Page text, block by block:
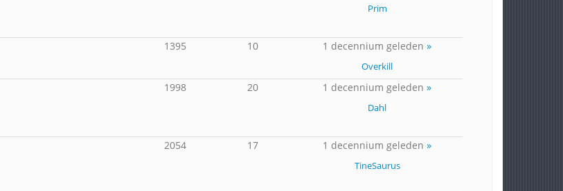
Prim
1395 10 1 decennium geleden»
Overkill
1998 20 1 decennium geleden»
Dahl
2054 17 1 decennium geleden»
TineSaurus